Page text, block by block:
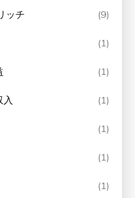
ッチ (9)
(1)
(1)
入 (1)
(1)
(1)
(1)